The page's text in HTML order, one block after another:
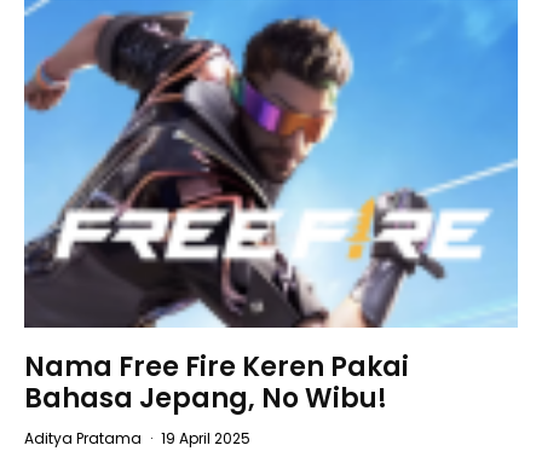
​​Nama Free Fire Keren Pakai
Bahasa Jepang, No Wibu!
Aditya Pratama · 19 April 2025